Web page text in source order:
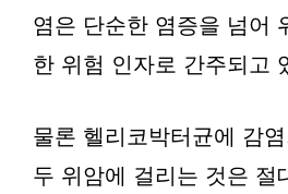
염은 단순한 염증을 넘어
한 위험 인자로 간주되고
물론 헬리코박터균에 감
두 위암에 걸리는 것은 절